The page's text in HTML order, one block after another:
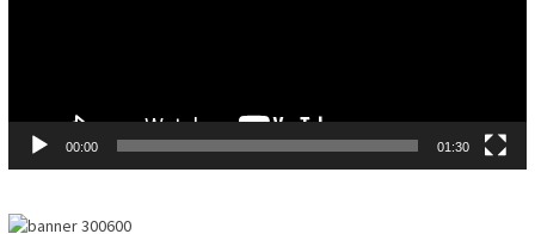
00:00 01:30